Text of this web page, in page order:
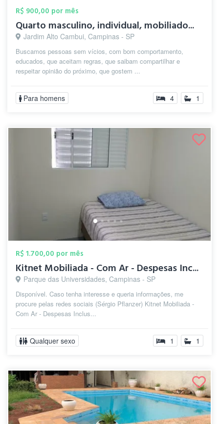
R$ 900,00 por mês
Quarto masculino, individual, mobiliado...
Jardim Alto Cambui, Campinas - SP
Buscamos pessoas sem vícios, com bom comportamento,
educados, que aceitam regras, que saibam compartilhar e
respeitar opinião do próximo, que gostem ...
Para homens 4 1
R$ 1.700,00 por mês
Kitnet Mobiliada - Com Ar - Despesas Inc...
Parque das Universidades, Campinas - SP
Disponível. Caso tenha interesse e queria informações, me
procure pelas redes sociais (Sérgio Pflanzer) Kitnet Mobiliada -
Com Ar - Despesas Inclus...
Qualquer sexo 1 1